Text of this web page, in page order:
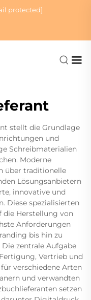
protected]
stellt die Grundlage
und
Schreibmaterialien
Moderne
über traditionelle
Lösungsanbietern
innovative und
Diese spezialisierten
die Herstellung von
Anforderungen
bis hin zu
zentrale Aufgabe
Vertrieb und
verschiedene Arten
und verwandten
setzen